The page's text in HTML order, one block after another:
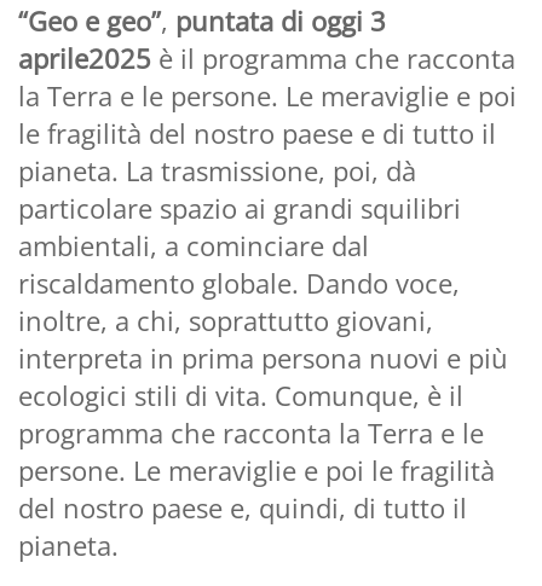
“Geo e geo”, puntata di oggi 3
aprile2025 è il programma che racconta
la Terra e le persone. Le meraviglie e poi
le fragilità del nostro paese e di tutto il
pianeta. La trasmissione, poi, dà
particolare spazio ai grandi squilibri
ambientali, a cominciare dal
riscaldamento globale. Dando voce,
inoltre, a chi, soprattutto giovani,
interpreta in prima persona nuovi e più
ecologici stili di vita. Comunque, è il
programma che racconta la Terra e le
persone. Le meraviglie e poi le fragilità
del nostro paese e, quindi, di tutto il
pianeta.